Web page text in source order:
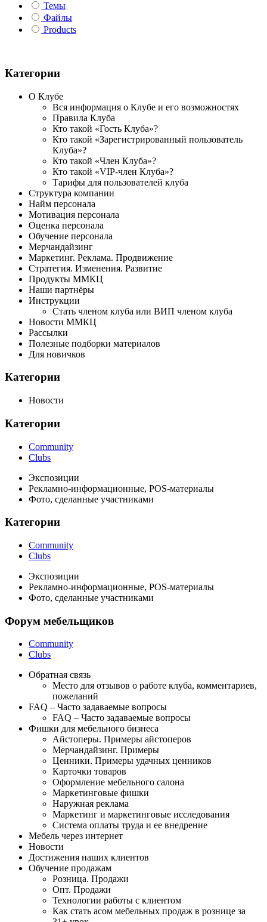
Темы
Файлы
Products
Категории
О Клубе
Вся информация о Клубе и его возможностях
Правила Клуба
Кто такой «Гость Клуба»?
Кто такой «Зарегистрированный пользователь
Клуба»?
Кто такой «Член Клуба»?
Кто такой «VIP-член Клуба»?
Тарифы для пользователей клуба
Структура компании
Найм персонала
Мотивация персонала
Оценка персонала
Обучение персонала
Мерчандайзинг
Маркетинг. Реклама. Продвижение
Стратегия. Изменения. Развитие
Продукты ММКЦ
Наши партнёры
Инструкции
Стать членом клуба или ВИП членом клуба
Новости ММКЦ
Рассылки
Полезные подборки материалов
Для новичков
Категории
Новости
Категории
Community
Clubs
Экспозиции
Рекламно-информационные, POS-материалы
Фото, сделанные участниками
Категории
Community
Clubs
Экспозиции
Рекламно-информационные, POS-материалы
Фото, сделанные участниками
Форум мебельщиков
Community
Clubs
Обратная связь
Место для отзывов о работе клуба, комментариев,
пожеланий
FAQ – Часто задаваемые вопросы
FAQ – Часто задаваемые вопросы
Фишки для мебельного бизнеса
Айстоперы. Примеры айстоперов
Мерчандайзинг. Примеры
Ценники. Примеры удачных ценников
Карточки товаров
Оформление мебельного салона
Маркетинговые фишки
Наружная реклама
Маркетинг и маркетинговые исследования
Система оплаты труда и ее внедрение
Мебель через интернет
Новости
Достижения наших клиентов
Обучение продажам
Розница. Продажи
Опт. Продажи
Технологии работы с клиентом
Как стать асом мебельных продаж в рознице за